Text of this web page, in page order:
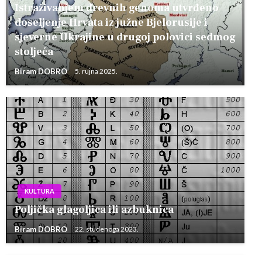
Istraživanjem drevnih genoma utvrđeno
doseljenje Hrvata iz južne Bjelorusije i
sjeverne Ukrajine u drugoj polovici sedmog
stoljeća
Biram DOBRO 5. rujna 2025.
KULTURA
Poljička glagoljica ili azbuknica
Biram DOBRO 22. studenoga 2023.